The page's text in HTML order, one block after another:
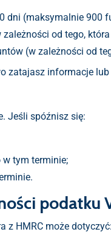
dni (maksymalnie 900
od tego,
(w zależności od
zatajasz informacje
Jeśli spóźnisz się:
w tym terminie;
z HMRC może dotyczyć: